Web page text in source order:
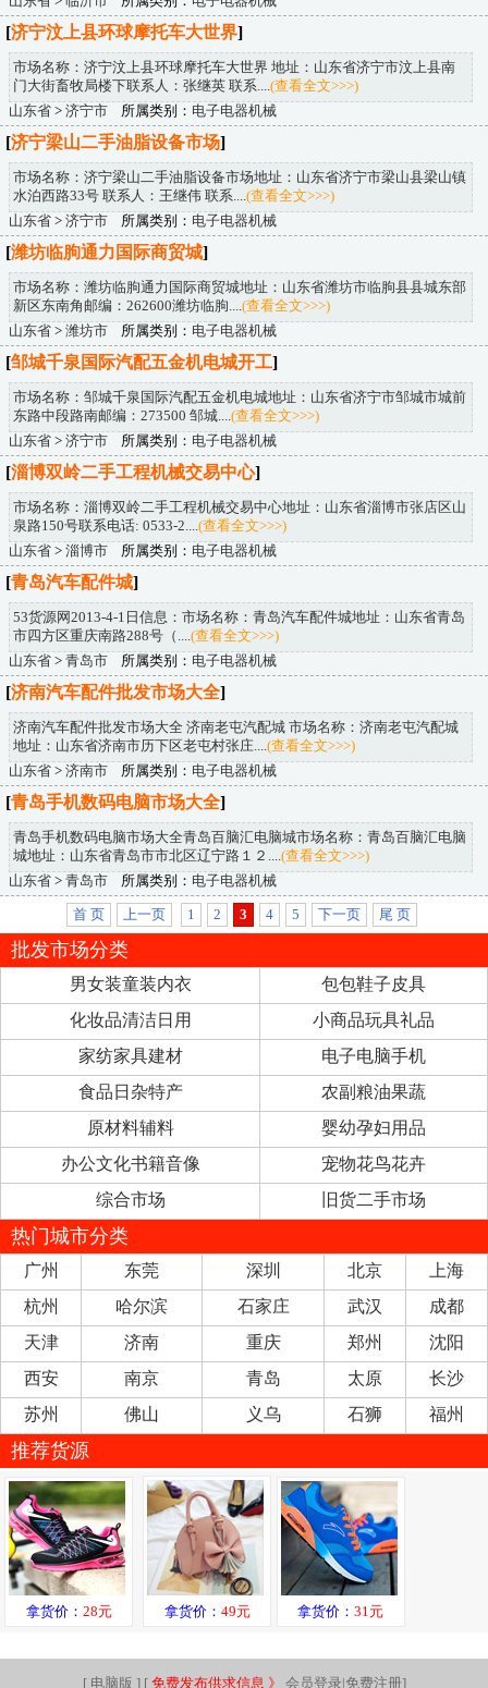
[济宁汶上县环球摩托车大世界]
市场名称：济宁汶上县环球摩托车大世界 地址：山东省济宁市汶上县南
门大街畜牧局楼下联系人：张继英 联系.... (查看全文>>>)
山东省 > 济宁市 所属类别： 电子电器机械
[济宁梁山二手油脂设备市场]
市场名称：济宁梁山二手油脂设备市场地址：山东省济宁市梁山县梁山镇
水泊西路33号 联系人：王继伟 联系.... (查看全文>>>)
山东省 > 济宁市 所属类别： 电子电器机械
[潍坊临朐通力国际商贸城]
市场名称：潍坊临朐通力国际商贸城地址：山东省潍坊市临朐县县城东部
新区东南角邮编：262600潍坊临朐.... (查看全文>>>)
山东省 > 潍坊市 所属类别： 电子电器机械
[邹城千泉国际汽配五金机电城开工]
市场名称：邹城千泉国际汽配五金机电城地址：山东省济宁市邹城市城前
东路中段路南邮编：273500 邹城.... (查看全文>>>)
山东省 > 济宁市 所属类别： 电子电器机械
[淄博双岭二手工程机械交易中心]
市场名称：淄博双岭二手工程机械交易中心地址：山东省淄博市张店区山
泉路150号联系电话: 0533-2.... (查看全文>>>)
山东省 > 淄博市 所属类别： 电子电器机械
[青岛汽车配件城]
53货源网2013-4-1日信息：市场名称：青岛汽车配件城地址：山东省青岛
市四方区重庆南路288号（.... (查看全文>>>)
山东省 > 青岛市 所属类别： 电子电器机械
[济南汽车配件批发市场大全]
济南汽车配件批发市场大全 济南老屯汽配城 市场名称：济南老屯汽配城
地址：山东省济南市历下区老屯村张庄.... (查看全文>>>)
山东省 > 济南市 所属类别： 电子电器机械
[青岛手机数码电脑市场大全]
青岛手机数码电脑市场大全青岛百脑汇电脑城市场名称：青岛百脑汇电脑
城地址：山东省青岛市市北区辽宁路１２.... (查看全文>>>)
山东省 > 青岛市 所属类别： 电子电器机械
首 页 上一页 1 2 3 4 5 下一页 尾 页
批发市场分类
男女装童装内衣
包包鞋子皮具
化妆品清洁日用
小商品玩具礼品
家纺家具建材
电子电脑手机
食品日杂特产
农副粮油果蔬
原材料辅料
婴幼孕妇用品
办公文化书籍音像
宠物花鸟花卉
综合市场
旧货二手市场
热门城市分类
广州 东莞 深圳 北京
上海
杭州
哈尔滨 石家庄 武汉
成都
天津
济南 重庆 郑州
沈阳
西安
南京 青岛 太原
长沙
苏州
佛山 义乌 石狮 福州
推荐货源
拿货价： 28元 拿货价： 49元 拿货价：31元
[ 电脑版 ] [ 免费发布供求信息 》 会员登录|免费注册]